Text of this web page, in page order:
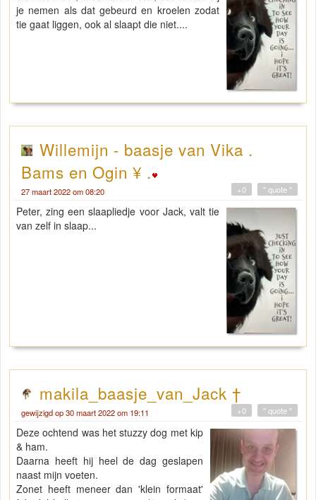
je nemen als dat gebeurd en kroelen zodat
tie gaat liggen, ook al slaapt die niet....
Willemijn - baasje van Vika .
Bams en Ogin ¥ .
27 maart 2022 om 08:20 " quote "
+0
Peter, zing een slaapliedje voor Jack, valt tie
van zelf in slaap...
makila_baasje_van_Jack †
gewijzigd op 30 maart 2022 om 19:11 " quote "
+0
Deze ochtend was het stuzzy dog met kip
& ham.
Daarna heeft hij heel de dag geslapen
naast mijn voeten.
Zonet heeft meneer dan 'klein formaat'